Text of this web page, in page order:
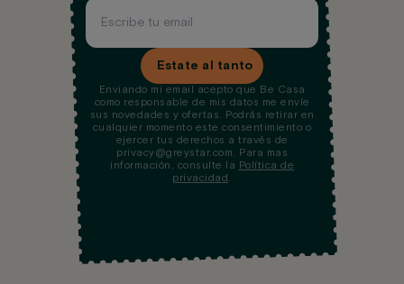
Estate al tanto
Enviando mi email acepto que Be Casa
como responsable de mis datos me envíe
sus novedades y ofertas. Podrás retirar en
cualquier momento este consentimiento o
ejercer tus derechos a través de
privacy@greystar.com. Para mas
información, consulte la Política de
privacidad.